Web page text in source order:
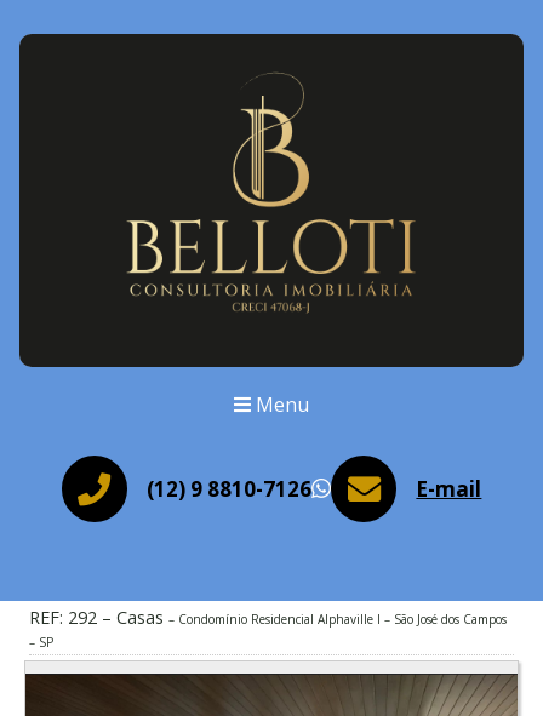
Menu
(12) 9 8810-7126 WhatsApp
E-mail
REF: 292 – Casas
Condomínio Residencial Alphaville I – São José dos Campos
– SP